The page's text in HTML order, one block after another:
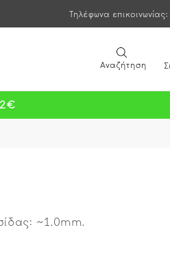
Τηλέφωνα
Αναζήτηση
2€
~1.0mm.